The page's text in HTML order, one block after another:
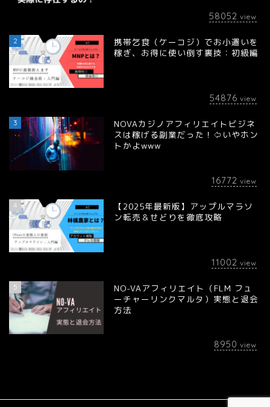
58052 view
2
携帯乞食（ケーコジ）でお小遣いを
稼ぎ、お得に使い倒す裏技：初級編
54876 view
3
NOVAカジノアフィリエイトビジネ
スは稼げる副業だった！⇦いやホン
トかよwww
16772 view
4
【2025年最新版】アップルマラソ
ン転売＆せどりを徹底攻略
11002 view
5
NO-VAアフィリエイト（FLM フュ
ーチャーリンクマルタ）実態と退会
方法
8950 view